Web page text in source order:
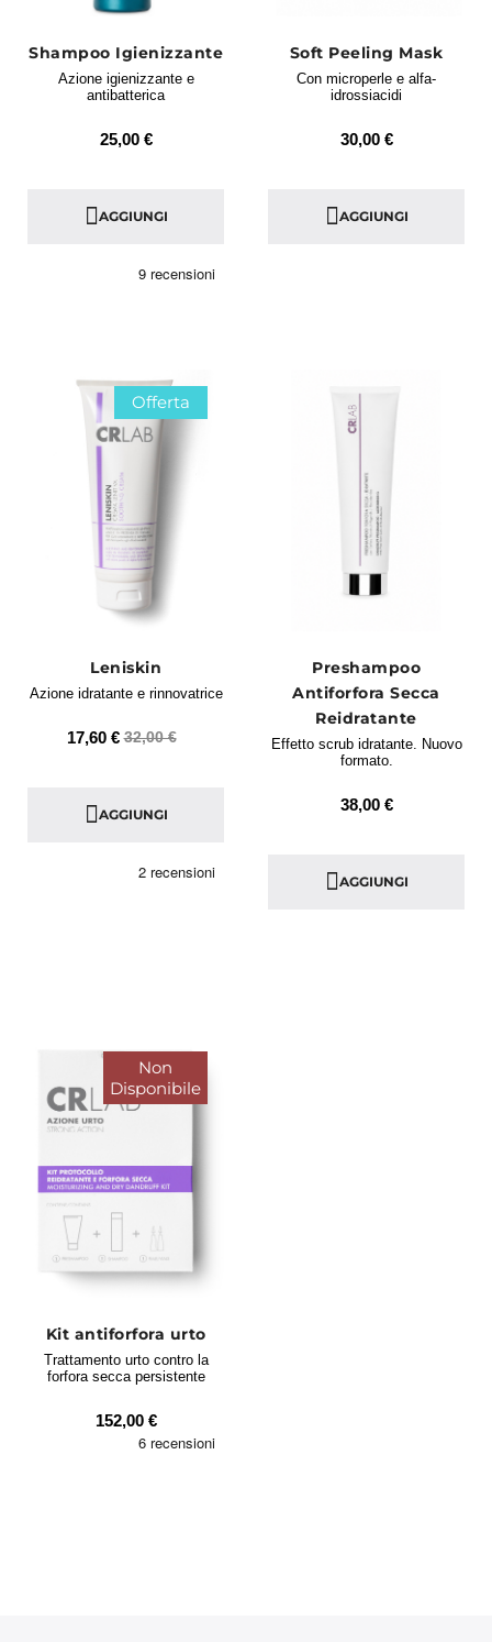
Shampoo Igienizzante
Azione igienizzante e
antibatterica
25,00 €
AGGIUNGI
Soft Peeling Mask
Con microperle e alfa-
idrossiacidi
30,00 €
AGGIUNGI
Offerta
Leniskin
Azione idratante e rinnovatrice
17,60 € 32,00 €
AGGIUNGI
Preshampoo
Antiforfora Secca
Reidratante
Effetto scrub idratante. Nuovo
formato.
38,00 €
AGGIUNGI
Non
Disponibile
Kit antiforfora urto
Trattamento urto contro la
forfora secca persistente
152,00 €